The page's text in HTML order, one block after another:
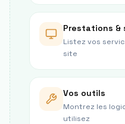
Prestations &
Listez vos
site
Vos outils
Montrez les
utilisez